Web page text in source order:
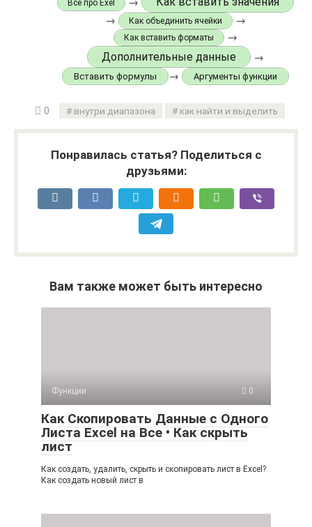
Все про Exel
→ Как объединить ячейки →
Как вставить форматы →
Дополнительные данные →
Вставить формулы → Аргументы функции
0 внутри диапазона как найти и выделить
Понравилась статья? Поделиться с
друзьями:
Вам также может быть интересно
Функции 0
Как Скопировать Данные с Одного
Листа Excel на Все • Как скрыть
лист
Как создать, удалить, скрыть и скопировать лист в Excel?
Как создать новый лист в